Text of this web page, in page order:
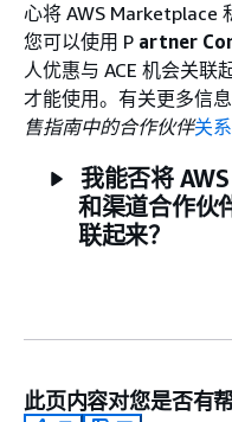
心将 AWS Marketplace
您可以使用 P artner
人优惠与 ACE 机会关联
才能使用。有关更多信
售指南中的合作伙伴关系
我能否将
和渠道合作伙
联起来？
此页内容对您是否有帮